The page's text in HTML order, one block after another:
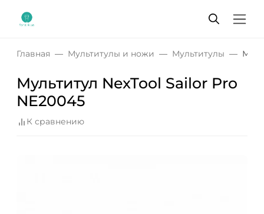
Главная Мультитулы и ножи Мультитулы
Мультитул NexTool Sailor Pro
NE20045
К сравнению